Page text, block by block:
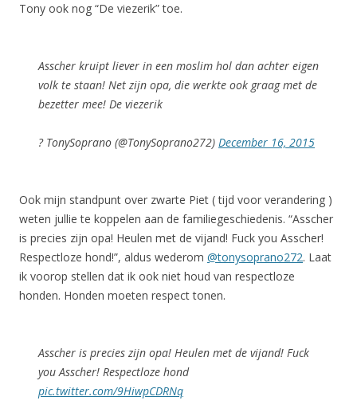
Tony ook nog “De viezerik” toe.
Asscher kruipt liever in een moslim hol dan achter eigen
volk te staan! Net zijn opa, die werkte ook graag met de
bezetter mee! De viezerik
? TonySoprano (@TonySoprano272) December 16, 2015
Ook mijn standpunt over zwarte Piet ( tijd voor verandering )
weten jullie te koppelen aan de familiegeschiedenis. “Asscher
is precies zijn opa! Heulen met de vijand! Fuck you Asscher!
Respectloze hond!”, aldus wederom @tonysoprano272. Laat
ik voorop stellen dat ik ook niet houd van respectloze
honden. Honden moeten respect tonen.
Asscher is precies zijn opa! Heulen met de vijand! Fuck
you Asscher! Respectloze hond
pic.twitter.com/9HiwpCDRNq